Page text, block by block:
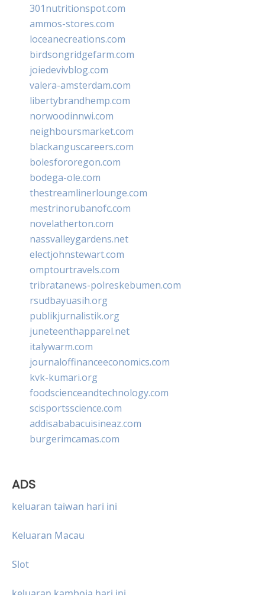
301nutritionspot.com
ammos-stores.com
loceanecreations.com
birdsongridgefarm.com
joiedevivblog.com
valera-amsterdam.com
libertybrandhemp.com
norwoodinnwi.com
neighboursmarket.com
blackanguscareers.com
bolesfororegon.com
bodega-ole.com
thestreamlinerlounge.com
mestrinorubanofc.com
novelatherton.com
nassvalleygardens.net
electjohnstewart.com
omptourtravels.com
tribratanews-polreskebumen.com
rsudbayuasih.org
publikjurnalistik.org
juneteenthapparel.net
italywarm.com
journaloffinanceeconomics.com
kvk-kumari.org
foodscienceandtechnology.com
scisportsscience.com
addisababacuisineaz.com
burgerimcamas.com
ADS
keluaran taiwan hari ini
Keluaran Macau
Slot